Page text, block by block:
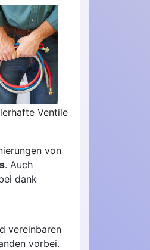
Ventile
von
. Auch
dank
vereinbaren
vorbei.